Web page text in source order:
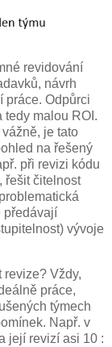
revidování
návrh
práce. Odpůrci
tedy malou ROI.
je tato
na řešený
při revizi kódu
řešit čitelnost
předávají
vývoje
revize? Vždy,
práce,
týmech
Např. v
její revizí asi 10 :